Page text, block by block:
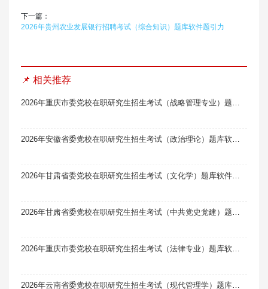
下一篇：
2026年贵州农业发展银行招聘考试（综合知识）题库软件题引力
📌 相关推荐